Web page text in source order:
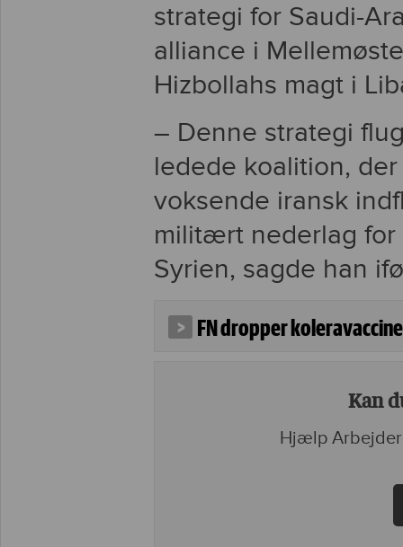
strategi for Saudi-
alliance i
Hizbollahs magt i
– Denne strategi
ledede koalition,
voksende iransk
militært nederlag
Syrien, sagde han
FN dropper koleravaccine
Kan
Hjælp